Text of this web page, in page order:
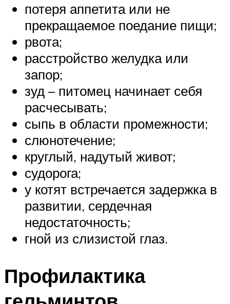
потеря аппетита или не
прекращаемое поедание пищи;
рвота;
расстройство желудка или
запор;
зуд – питомец начинает себя
расчесывать;
сыпь в области промежности;
слюнотечение;
круглый, надутый живот;
судорога;
у котят встречается задержка в
развитии, сердечная
недостаточность;
гной из слизистой глаз.
Профилактика